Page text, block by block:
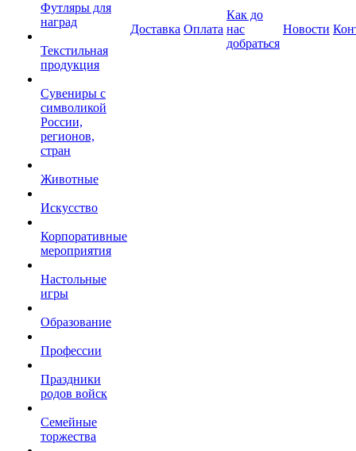
Футляры для
наград
Текстильная
продукция
Сувениры с
символикой
России,
регионов,
стран
Животные
Искусство
Корпоративные
мероприятия
Настольные
игры
Образование
Профессии
Праздники
родов войск
Семейные
торжества
Доставка Оплата
Как до
нас
добраться
Новости